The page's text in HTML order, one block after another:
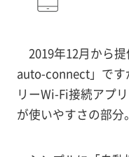
2019年12月から
auto-connect」です
リーWi-Fi接続アプ
が使いやすさの部分。